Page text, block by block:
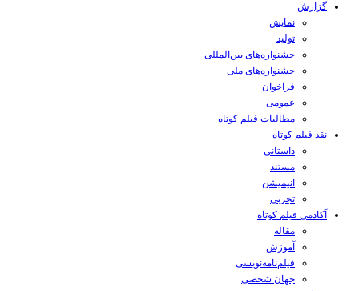
گزارش
نمایش
تولید
‌‌جشنواره‌های بین‌المللی
جشنواره‌های ملی
فراخوان
عمومی
مطالبات فیلم کوتاه
نقد فیلم کوتاه
داستانی
مستند
انیمیشن
تجربی
آکادمی فیلم کوتاه
مقاله
آموزش
فیلم‌نامه‌نویسی
جهان شخصی